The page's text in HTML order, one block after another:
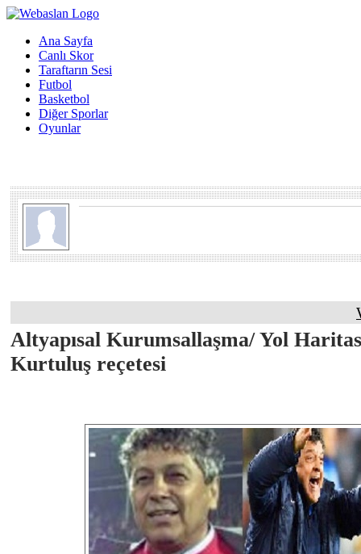
Ana Sayfa
Canlı Skor
Taraftarın Sesi
Futbol
Basketbol
Diğer Sporlar
Oyunlar
Altyapısal Kurumsallaşma/ Yol
Kurtuluş reçetesi